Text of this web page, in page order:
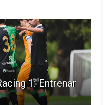
1: Entrenar